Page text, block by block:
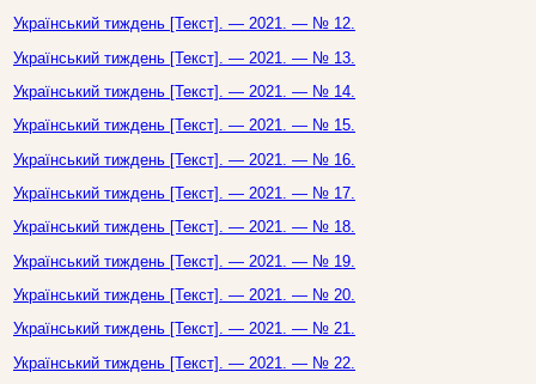
Український тиждень [Текст]. — 2021. — № 12.
Український тиждень [Текст]. — 2021. — № 13.
Український тиждень [Текст]. — 2021. — № 14.
Український тиждень [Текст]. — 2021. — № 15.
Український тиждень [Текст]. — 2021. — № 16.
Український тиждень [Текст]. — 2021. — № 17.
Український тиждень [Текст]. — 2021. — № 18.
Український тиждень [Текст]. — 2021. — № 19.
Український тиждень [Текст]. — 2021. — № 20.
Український тиждень [Текст]. — 2021. — № 21.
Український тиждень [Текст]. — 2021. — № 22.